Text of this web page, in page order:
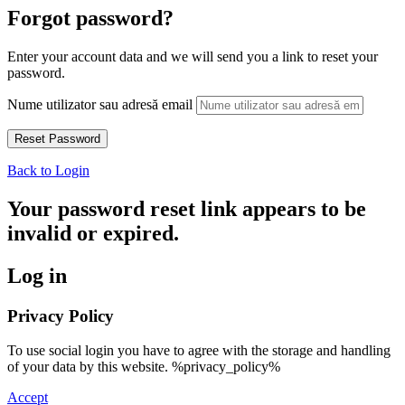
Forgot password?
Enter your account data and we will send you a link to reset your
password.
Nume utilizator sau adresă email
Back to Login
Your password reset link appears to be
invalid or expired.
Log in
Privacy Policy
To use social login you have to agree with the storage and handling
of your data by this website. %privacy_policy%
Accept